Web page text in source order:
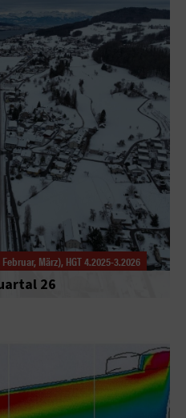
26
März), HGT 4.2025-3.2026